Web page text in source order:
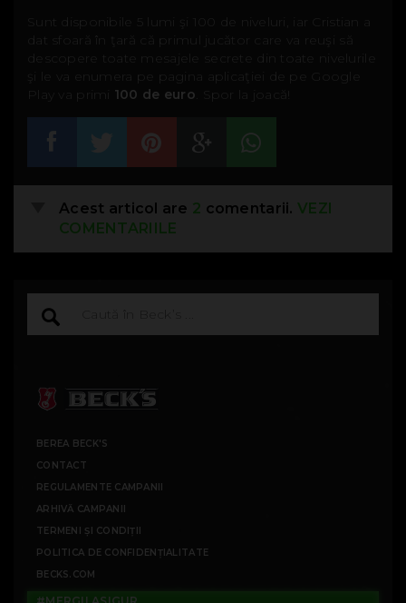
Sunt disponibile 5 lumi şi 100 de niveluri, iar Cristian a
dat sfoară în ţară că primul jucător care va reuşi să
descopere toate mesajele secrete din toate nivelurile
şi le va enumera pe pagina aplicaţiei de pe Google
Play va primi 100 de euro . Spor la joacă!
Acest articol are 2 comentarii. VEZI
COMENTARIILE
BEREA BECK'S
CONTACT
REGULAMENTE CAMPANII
ARHIVĂ CAMPANII
TERMENI ȘI CONDIȚII
POLITICA DE CONFIDENȚIALITATE
BECKS.COM